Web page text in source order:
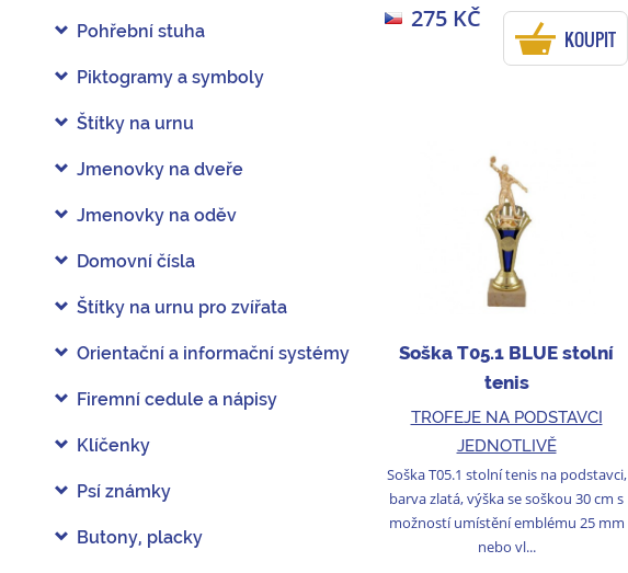
Pohřební stuha
Piktogramy a symboly
Štítky na urnu
Jmenovky na dveře
Jmenovky na oděv
Domovní čísla
Štítky na urnu pro zvířata
Orientační a informační systémy
Firemní cedule a nápisy
Klíčenky
Psí známky
Butony, placky
275 KČ
KOUPIT
Soška T05.1 BLUE stolní
tenis
TROFEJE NA PODSTAVCI
JEDNOTLIVĚ
Soška T05.1 stolní tenis na podstavci,
barva zlatá, výška se soškou 30 cm s
možností umístění emblému 25 mm
nebo vl...